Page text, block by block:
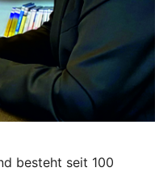
besteht seit 100